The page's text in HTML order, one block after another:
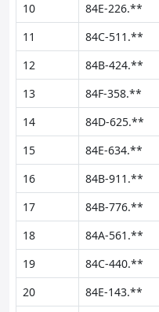
10
84E-226.**
11
84C-511.**
12
84B-424.**
13
84F-358.**
14
84D-625.**
15
84E-634.**
16
84B-911.**
17
84B-776.**
18
84A-561.**
19
84C-440.**
20
84E-143.**